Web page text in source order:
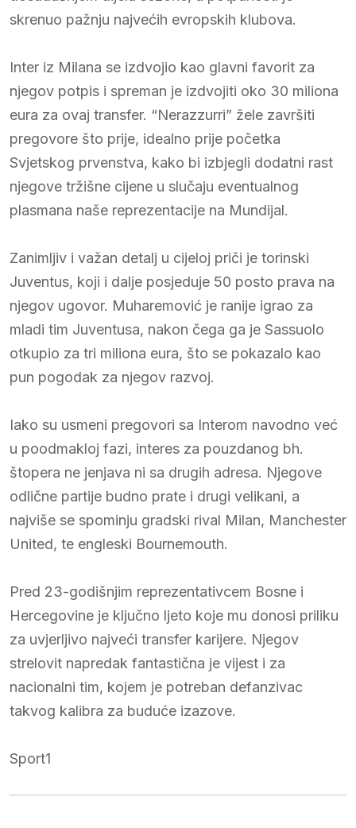
skrenuo pažnju najvećih evropskih klubova.
Inter iz Milana se izdvojio kao glavni favorit za
njegov potpis i spreman je izdvojiti oko 30 miliona
eura za ovaj transfer. “Nerazzurri” žele završiti
pregovore što prije, idealno prije početka
Svjetskog prvenstva, kako bi izbjegli dodatni rast
njegove tržišne cijene u slučaju eventualnog
plasmana naše reprezentacije na Mundijal.
Zanimljiv i važan detalj u cijeloj priči je torinski
Juventus, koji i dalje posjeduje 50 posto prava na
njegov ugovor. Muharemović je ranije igrao za
mladi tim Juventusa, nakon čega ga je Sassuolo
otkupio za tri miliona eura, što se pokazalo kao
pun pogodak za njegov razvoj.
Iako su usmeni pregovori sa Interom navodno već
u poodmakloj fazi, interes za pouzdanog bh.
štopera ne jenjava ni sa drugih adresa. Njegove
odlične partije budno prate i drugi velikani, a
najviše se spominju gradski rival Milan, Manchester
United, te engleski Bournemouth.
Pred 23-godišnjim reprezentativcem Bosne i
Hercegovine je ključno ljeto koje mu donosi priliku
za uvjerljivo najveći transfer karijere. Njegov
strelovit napredak fantastična je vijest i za
nacionalni tim, kojem je potreban defanzivac
takvog kalibra za buduće izazove.
Sport1